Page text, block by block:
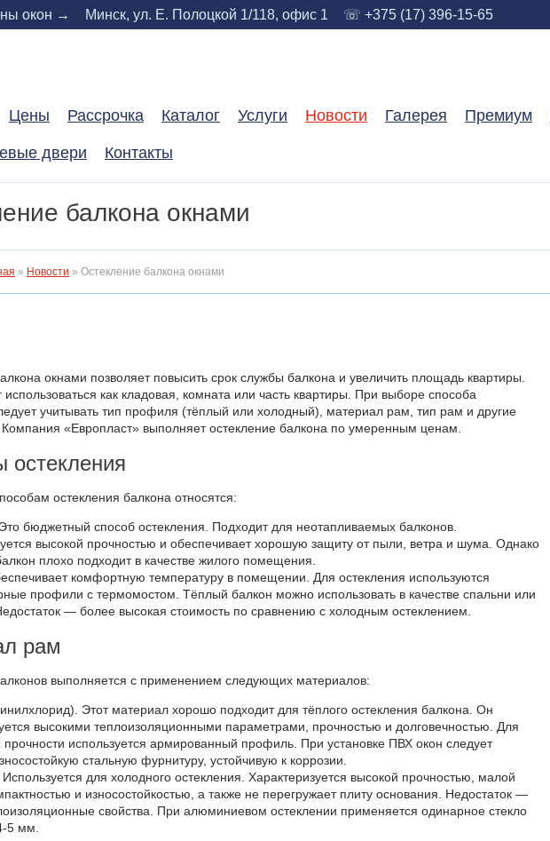
окон → Минск, ул. Е. Полоцкой 1/118, офис 1 ☏ +375 (17) 396-15-65
Цены Расcрочка Каталог Услуги Новости Галерея Премиум
двери Контакты
балкона окнами
» Новости » Остекление балкона окнами
окнами позволяет повысить срок службы балкона и увеличить площадь квартиры.
как кладовая, комната или часть квартиры. При выборе способа
учитывать тип профиля (тёплый или холодный), материал рам, тип рам и другие
Компания «Европласт» выполняет остекление балкона по умеренным ценам.
остекления
остекления балкона относятся:
бюджетный способ остекления. Подходит для неотапливаемых балконов.
высокой прочностью и обеспечивает хорошую защиту от пыли, ветра и шума. Однако
плохо подходит в качестве жилого помещения.
комфортную температуру в помещении. Для остекления используются
профили с термомостом. Тёплый балкон можно использовать в качестве спальни или
— более высокая стоимость по сравнению с холодным остеклением.
рам
выполняется с применением следующих материалов:
Этот материал хорошо подходит для тёплого остекления балкона. Он
высокими теплоизоляционными параметрами, прочностью и долговечностью. Для
используется армированный профиль. При установке ПВХ окон следует
стальную фурнитуру, устойчивую к коррозии.
для холодного остекления. Характеризуется высокой прочностью, малой
и износостойкостью, а также не перегружает плиту основания. Недостаток —
свойства. При алюминиевом остеклении применяется одинарное стекло
5 мм.